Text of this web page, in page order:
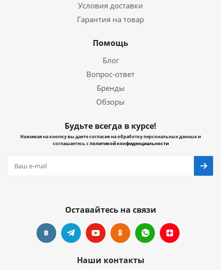
Условия доставки
Гарантия на товар
Помощь
Блог
Вопрос-ответ
Бренды
Обзоры
Будьте всегда в курсе!
Нажимая на кнопку вы даете согласие на обработку персональных данных и
соглашаетесь сполитикой конфиденциальности
Оставайтесь на связи
Наши контакты